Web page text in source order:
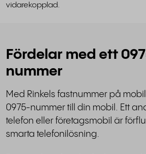
vidarekopplad.
Fördelar med ett
nummer
Med Rinkels fastnummer på
0975-nummer till din mobil. Ett
telefon eller företagsmobil är
smarta telefonilösning.